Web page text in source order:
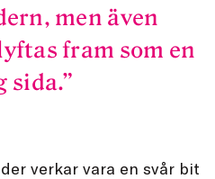
men även
fram som en
sida.
verkar vara en svår bit